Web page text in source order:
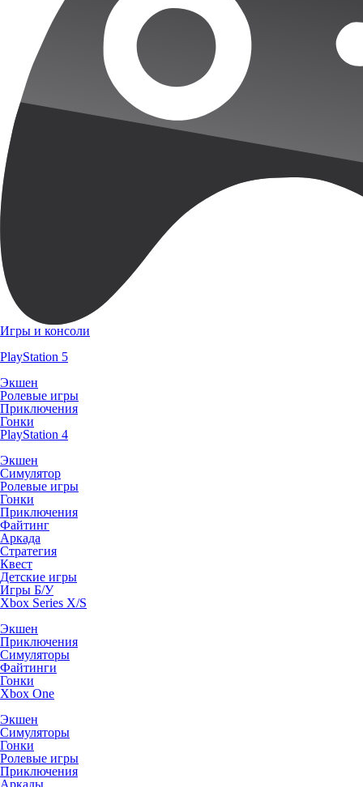
Игры и консоли
PlayStation 5
Экшен
Ролевые игры
Приключения
Гонки
PlayStation 4
Экшен
Симулятор
Ролевые игры
Гонки
Приключения
Файтинг
Аркада
Стратегия
Квест
Детские игры
Игры Б/У
Xbox Series X/S
Экшен
Приключения
Симуляторы
Файтинги
Гонки
Xbox One
Экшен
Симуляторы
Гонки
Ролевые игры
Приключения
Аркады